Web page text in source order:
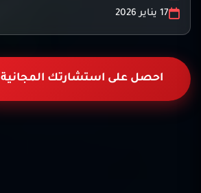
17 يناير 2026
احصل على استشارتك المجانية